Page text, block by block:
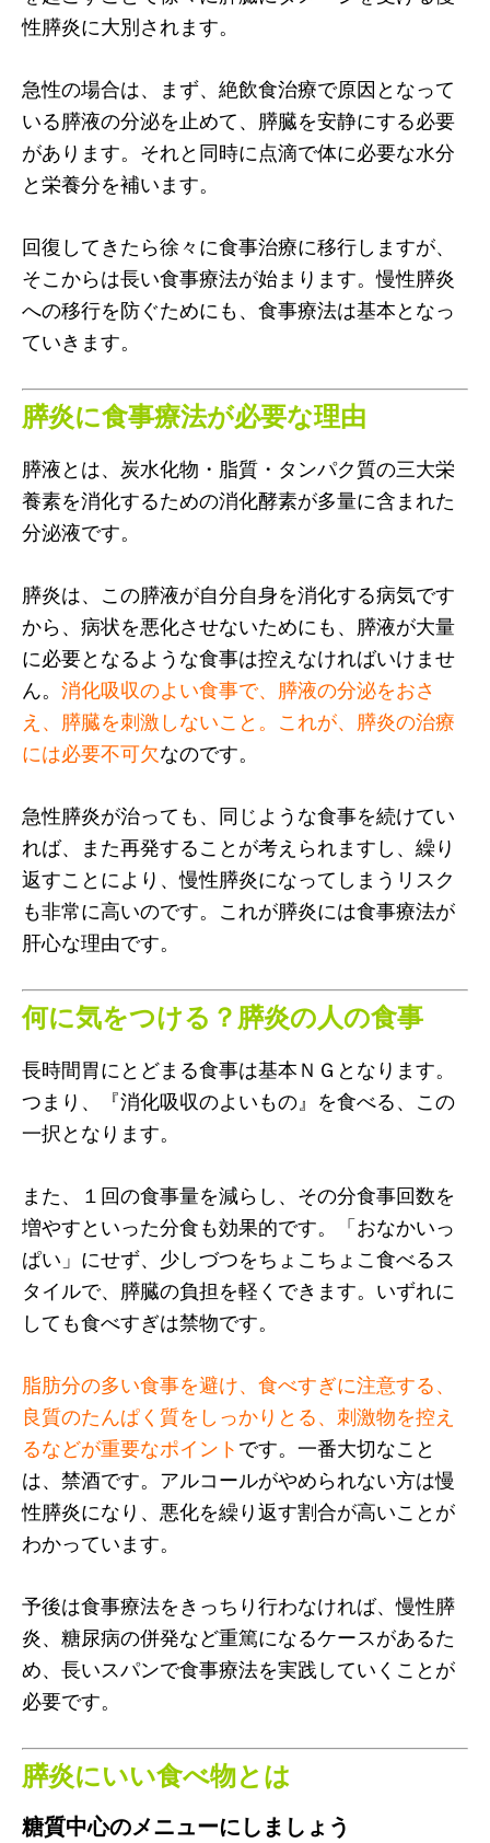
性膵炎に大別されます。
急性の場合は、まず、絶飲食治療で原因となって
いる膵液の分泌を止めて、膵臓を安静にする必要
があります。それと同時に点滴で体に必要な水分
と栄養分を補います。
回復してきたら徐々に食事治療に移行しますが、
そこからは長い食事療法が始まります。慢性膵炎
への移行を防ぐためにも、食事療法は基本となっ
ていきます。
膵炎に食事療法が必要な理由
膵液とは、炭水化物・脂質・タンパク質の三大栄
養素を消化するための消化酵素が多量に含まれた
分泌液です。
膵炎は、この膵液が自分自身を消化する病気です
から、病状を悪化させないためにも、膵液が大量
に必要となるような食事は控えなければいけませ
ん。 消化吸収のよい食事で、膵液の分泌をおさ
え、膵臓を刺激しないこと。これが、膵炎の治療
には必要不可欠なのです。
急性膵炎が治っても、同じような食事を続けてい
れば、また再発することが考えられますし、繰り
返すことにより、慢性膵炎になってしまうリスク
も非常に高いのです。これが膵炎には食事療法が
肝心な理由です。
何に気をつける？膵炎の人の食事
長時間胃にとどまる食事は基本ＮＧとなります。
つまり、『消化吸収のよいもの』を食べる、この
一択となります。
また、１回の食事量を減らし、その分食事回数を
増やすといった分食も効果的です。「おなかいっ
ぱい」にせず、少しづつをちょこちょこ食べるス
タイルで、膵臓の負担を軽くできます。いずれに
しても食べすぎは禁物です。
脂肪分の多い食事を避け、食べすぎに注意する、
良質のたんぱく質をしっかりとる、刺激物を控え
るなどが重要なポイント です。一番大切なこと
は、禁酒です。アルコールがやめられない方は慢
性膵炎になり、悪化を繰り返す割合が高いことが
わかっています。
予後は食事療法をきっちり行わなければ、慢性膵
炎、糖尿病の併発など重篤になるケースがあるた
め、長いスパンで食事療法を実践していくことが
必要です。
膵炎にいい食べ物とは
糖質中心のメニューにしましょう